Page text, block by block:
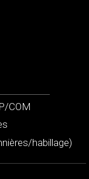
COM
habillage)